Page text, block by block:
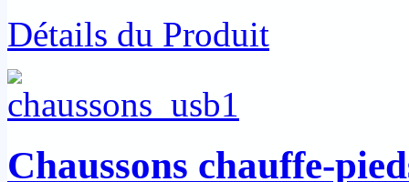
Détails du Produit
Chaussons chauffe-